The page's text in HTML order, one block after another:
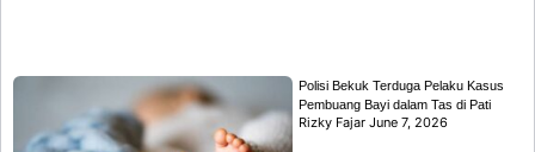
Polisi Bekuk Terduga Pelaku Kasus
Pembuang Bayi dalam Tas di Pati
Rizky FajarJune 7, 2026